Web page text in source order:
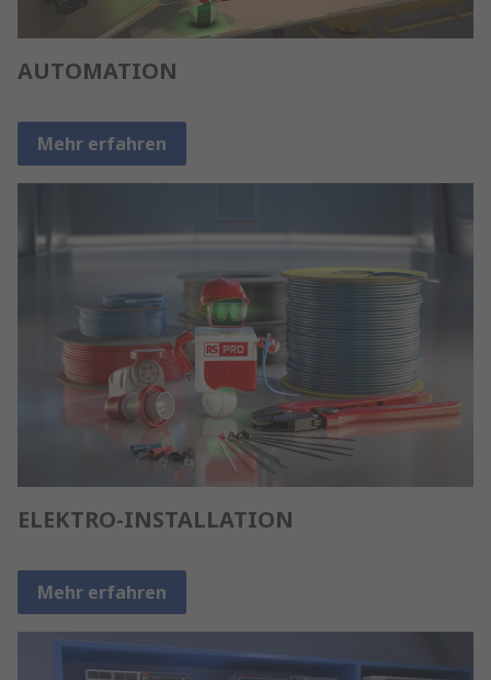
AUTOMATION
Mehr erfahren
ELEKTRO-INSTALLATION
Mehr erfahren